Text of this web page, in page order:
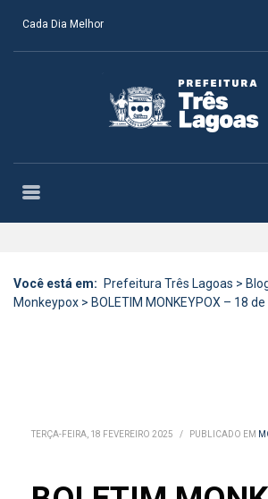
Cada Dia Melhor
Você está em: Prefeitura Três Lagoas >
Monkeypox > BOLETIM MONKEYPOX – 18
TERÇA-FEIRA, 18 FEVEREIRO 2025 / PUBLICADO EM